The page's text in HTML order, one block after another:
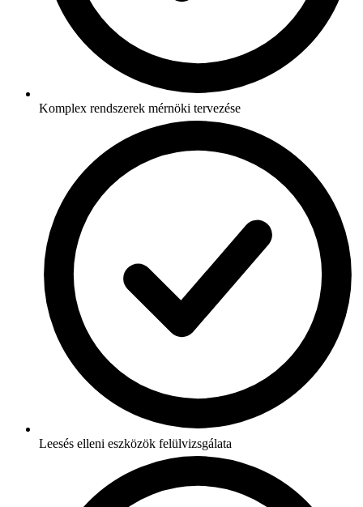
Komplex rendszerek mérnöki tervezése
Leesés elleni eszközök felülvizsgálata